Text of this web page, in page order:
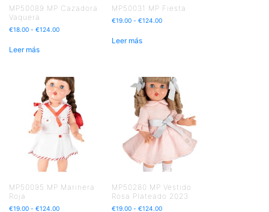
MP50089 MP Cazadora
Vaquera
€18.00 - €124.00
Leer más
MP50031 MP Fiesta
€19.00 - €124.00
Leer más
MP50095 MP Marinera
Roja
€19.00 - €124.00
MP50280 MP Vestido
Rosa Plateado 2023
€19.00 - €124.00